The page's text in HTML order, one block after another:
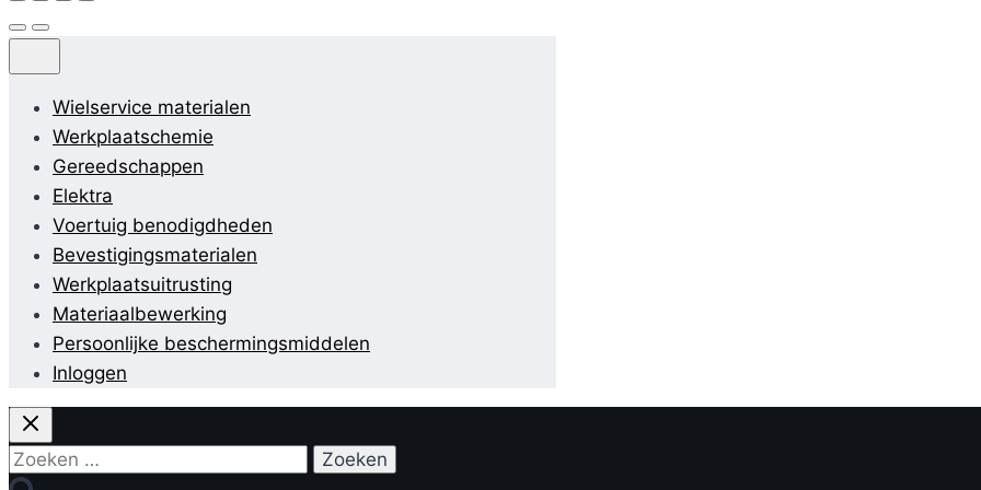
Wielservice materialen
Werkplaatschemie
Gereedschappen
Elektra
Voertuig benodigdheden
Bevestigingsmaterialen
Werkplaatsuitrusting
Materiaalbewerking
Persoonlijke beschermingsmiddelen
Inloggen
Zoeken